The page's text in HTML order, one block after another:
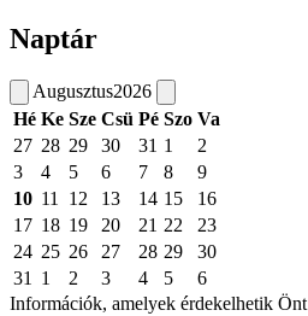
Naptár
Augusztus2026
Hé Ke Sze Csü Pé Szo Va
27 28 29 30 31 1
2
3
4 5 6 7 8
9
10 11 12 13 14 15
16
17 18 19 20 21 22
23
24 25 26 27 28 29
30
31
1 2 3 4 5
6
Információk, amelyek érdekelhetik Önt